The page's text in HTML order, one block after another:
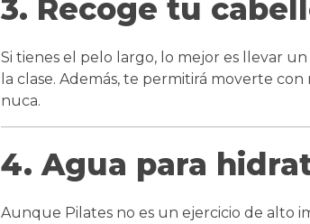
3. Recoge tu
Si tienes el pelo largo, lo mejor es llevar un
la clase. Además, te permitirá moverte
nuca.
4. Agua para
Aunque Pilates no es un ejercicio de alto